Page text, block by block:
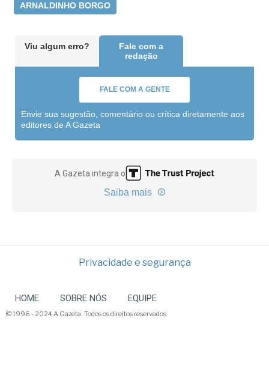
ARNALDINHO BORGO
Viu algum erro?
Fale com a
redação
FALE COM A GENTE
Envie sua sugestão, comentário ou crítica diretamente aos
editores de A Gazeta
A Gazeta integra o
Saiba mais
Privacidade e segurança
HOME SOBRE NÓS EQUIPE
© 1996 - 2024 A Gazeta. Todos os direitos reservados